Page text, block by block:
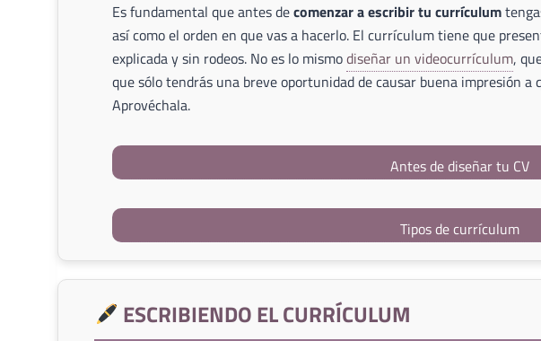
Es fundamental que antes decomenzar a escribir tu currículum
así como el orden en que vas a hacerlo. El currículum tiene que
explicada y sin rodeos. No es lo mismodiseñar un videocurrículum,
que sólo tendrás una breve oportunidad de causar buena impresión
Aprovéchala.
Antes de diseñar tu CV
Tipos de currículum
ESCRIBIENDO EL CURRÍCULUM